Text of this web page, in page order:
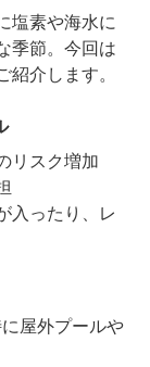
塩素や海水に
季節。今回は
紹介します。
リスク増加
入ったり、レ
屋外プールや